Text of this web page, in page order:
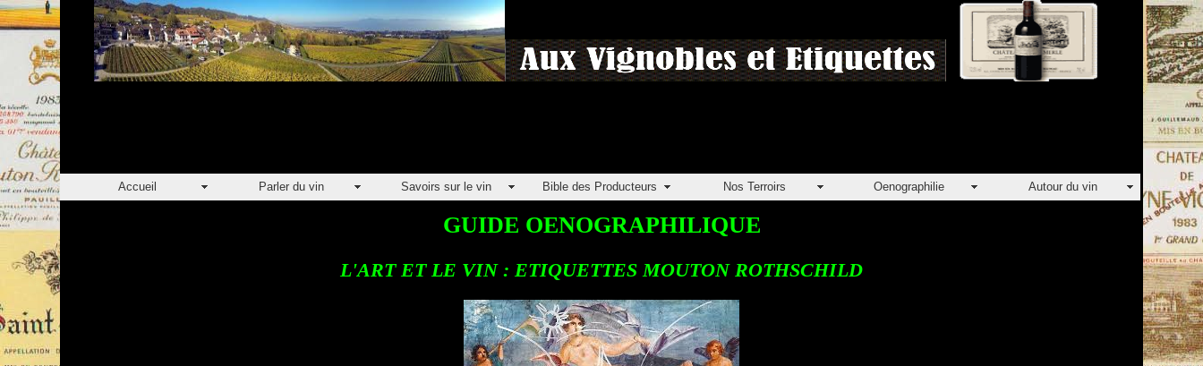
Accueil Parler du vin Savoirs sur le vin Bible des Producteurs Nos Terroirs Oenographilie Autour du vin
GUIDE OENOGRAPHILIQUE
L'ART ET LE VIN : ETIQUETTES MOUTON ROTHSCHILD